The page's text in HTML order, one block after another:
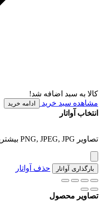
کالا به سبد اضافه شد!
مشاهده سبد خرید
ادامه خرید
انتخاب آواتار
تصاویر PNG, JPEG, JPG بیشترین حجم مجاز 3 مگابایت
بارگذاری آواتار حذف آواتار
تصاویر محصول